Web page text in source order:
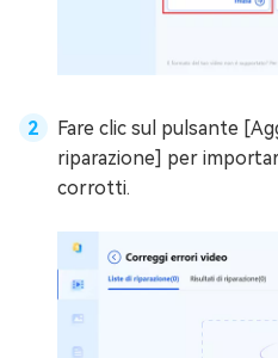
Fare clic sul pulsante
riparazione] per
corrotti.